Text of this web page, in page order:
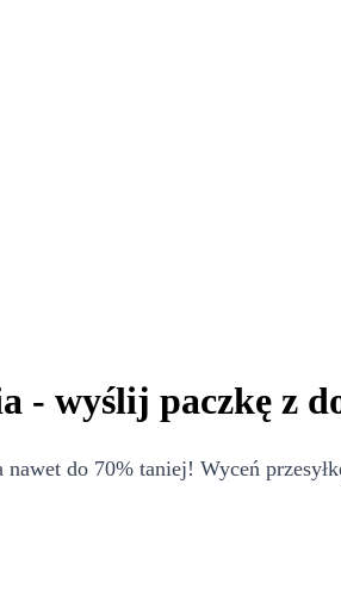
- wyślij paczkę z
do 70% taniej! Wyceń